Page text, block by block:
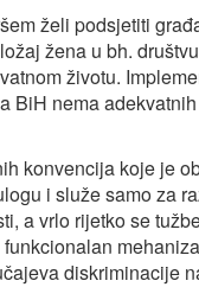
želi podsjetiti
žena u bh.
životu.
BiH nema
konvencija koje je
i služe samo za
a vrlo rijetko se
diskriminacije